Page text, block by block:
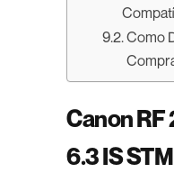
Como
Canon
6.3 IS STM